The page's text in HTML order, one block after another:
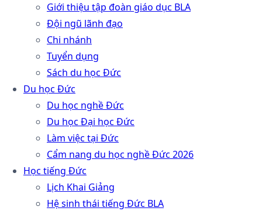
Giới thiệu tập đoàn giáo dục BLA
Đội ngũ lãnh đạo
Chi nhánh
Tuyển dụng
Sách du học Đức
Du học Đức
Du học nghề Đức
Du học Đại học Đức
Làm việc tại Đức
Cẩm nang du học nghề Đức 2026
Học tiếng Đức
Lịch Khai Giảng
Hệ sinh thái tiếng Đức BLA